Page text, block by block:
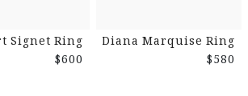
Diana Marquise Ring
$580
Signet Ring
$600